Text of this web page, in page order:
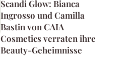
Scandi Glow: Bianca
Ingrosso und Camilla
Bastin von CAIA
Cosmetics verraten ihre
Beauty-Geheimnisse